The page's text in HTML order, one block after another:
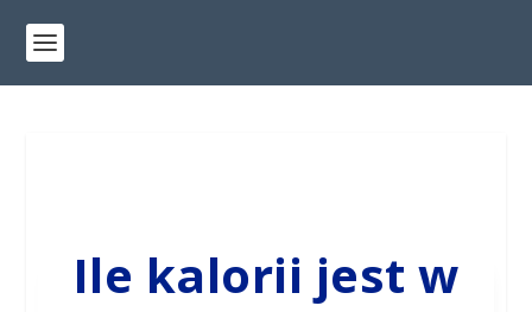
Ile kalorii jest w